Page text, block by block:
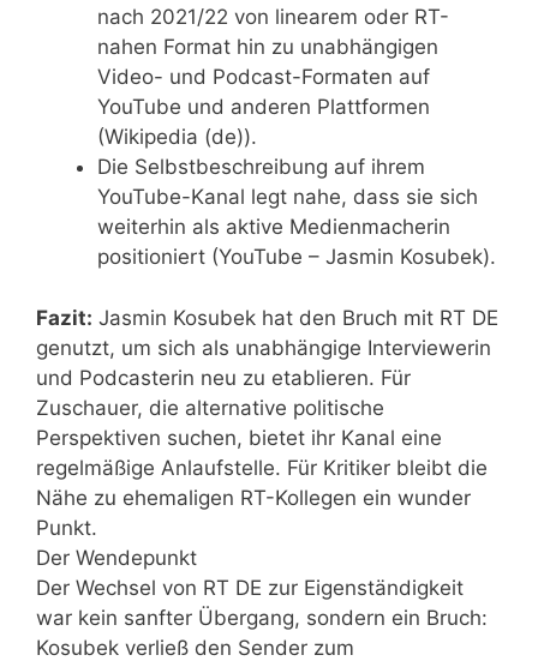
nach 2021/22 von linearem oder RT-
nahen Format hin zu unabhängigen
Video- und Podcast-Formaten auf
YouTube und anderen Plattformen
(Wikipedia (de)).
Die Selbstbeschreibung auf ihrem
YouTube-Kanal legt nahe, dass sie sich
weiterhin als aktive Medienmacherin
positioniert (YouTube – Jasmin Kosubek).
Fazit: Jasmin Kosubek hat den Bruch mit RT DE
genutzt, um sich als unabhängige Interviewerin
und Podcasterin neu zu etablieren. Für
Zuschauer, die alternative politische
Perspektiven suchen, bietet ihr Kanal eine
regelmäßige Anlaufstelle. Für Kritiker bleibt die
Nähe zu ehemaligen RT-Kollegen ein wunder
Punkt.
Der Wendepunkt
Der Wechsel von RT DE zur Eigenständigkeit
war kein sanfter Übergang, sondern ein Bruch:
Kosubek verließ den Sender zum